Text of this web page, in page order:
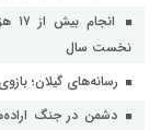
نخست سال
رسانه‌های گیلان؛
دشمن در جنگ